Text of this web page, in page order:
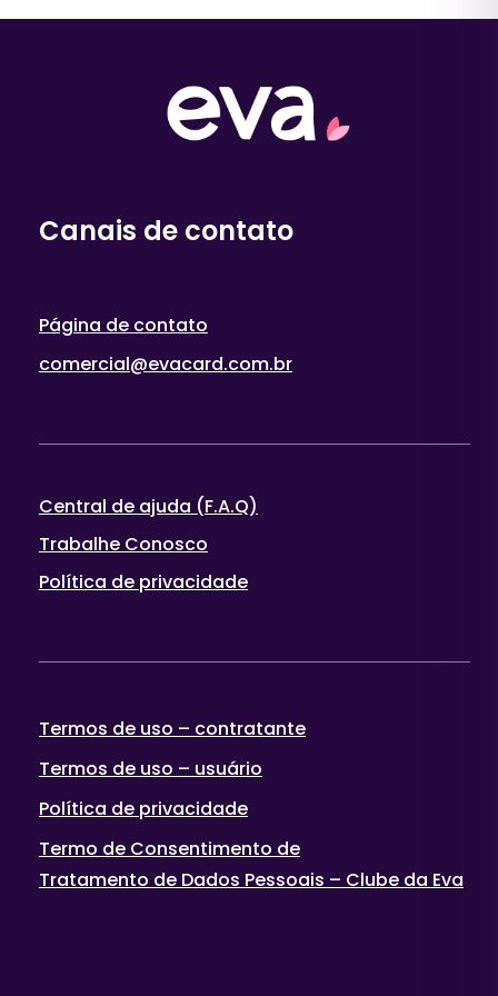
Canais de contato
Página de contato
comercial@evacard.com.br
Central de ajuda (F.A.Q)
Trabalhe Conosco
Política de privacidade
Termos de uso – contratante
Termos de uso – usuário
Política de privacidade
Termo de Consentimento de
Tratamento de Dados Pessoais – Clube da Eva